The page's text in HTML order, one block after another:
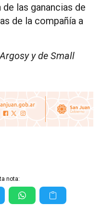
las ganancias de
de la compañía a
y de Small
nota: